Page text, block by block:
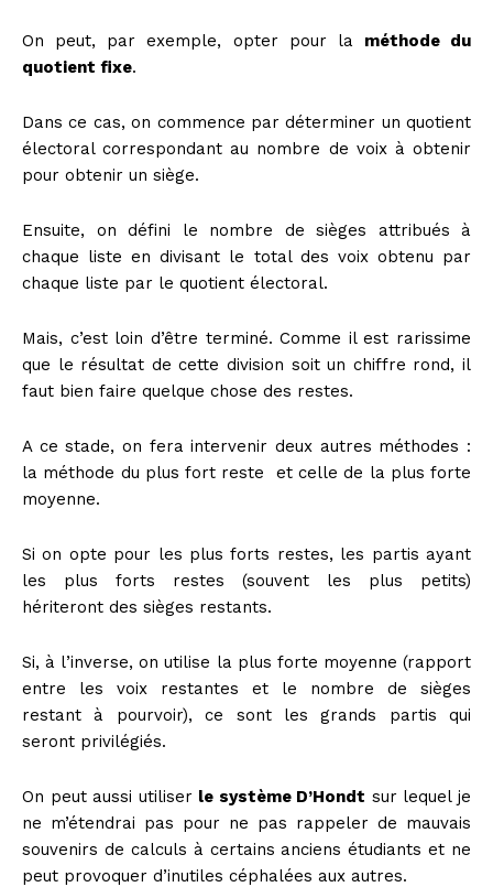
On peut, par exemple, opter pour la méthode du
quotient fixe.
Dans ce cas, on commence par déterminer un quotient
électoral correspondant au nombre de voix à obtenir
pour obtenir un siège.
Ensuite, on défini le nombre de sièges attribués à
chaque liste en divisant le total des voix obtenu par
chaque liste par le quotient électoral.
Mais, c’est loin d’être terminé. Comme il est rarissime
que le résultat de cette division soit un chiffre rond, il
faut bien faire quelque chose des restes.
A ce stade, on fera intervenir deux autres méthodes :
la méthode du plus fort reste et celle de la plus forte
moyenne.
Si on opte pour les plus forts restes, les partis ayant
les plus forts restes (souvent les plus petits)
hériteront des sièges restants.
Si, à l’inverse, on utilise la plus forte moyenne (rapport
entre les voix restantes et le nombre de sièges
restant à pourvoir), ce sont les grands partis qui
seront privilégiés.
On peut aussi utiliser le système D’Hondt sur lequel je
ne m’étendrai pas pour ne pas rappeler de mauvais
souvenirs de calculs à certains anciens étudiants et ne
peut provoquer d’inutiles céphalées aux autres.